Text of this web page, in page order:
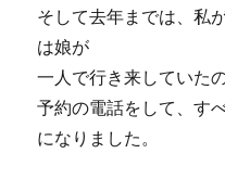
そして去年までは、私
は娘が
一人で行き来していた
予約の電話をして、す
になりました。